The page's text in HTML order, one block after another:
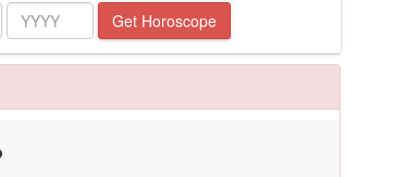
Year Get Horoscope